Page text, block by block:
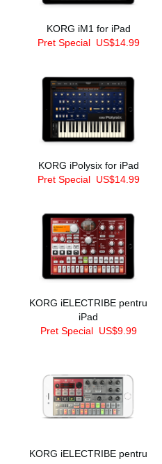
KORG iM1 for iPad
Pret Special US$14.99
KORG iPolysix for iPad
Pret Special US$14.99
KORG iELECTRIBE pentru
iPad
Pret Special US$9.99
KORG iELECTRIBE pentru